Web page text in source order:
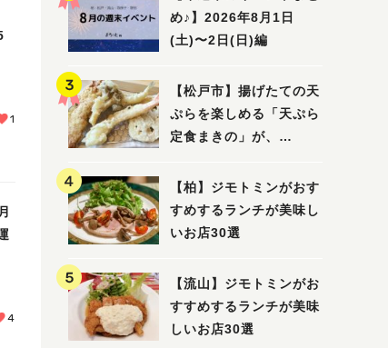
1
4
め♪】2026年8月1日
(土)〜2日(日)編
【松戸市】揚げたての天
ぷらを楽しめる「天ぷら
定食まきの」が、
【柏】ジモトミンがおす
すめするランチが美味し
いお店30選
【流山】ジモトミンがお
すすめするランチが美味
しいお店30選